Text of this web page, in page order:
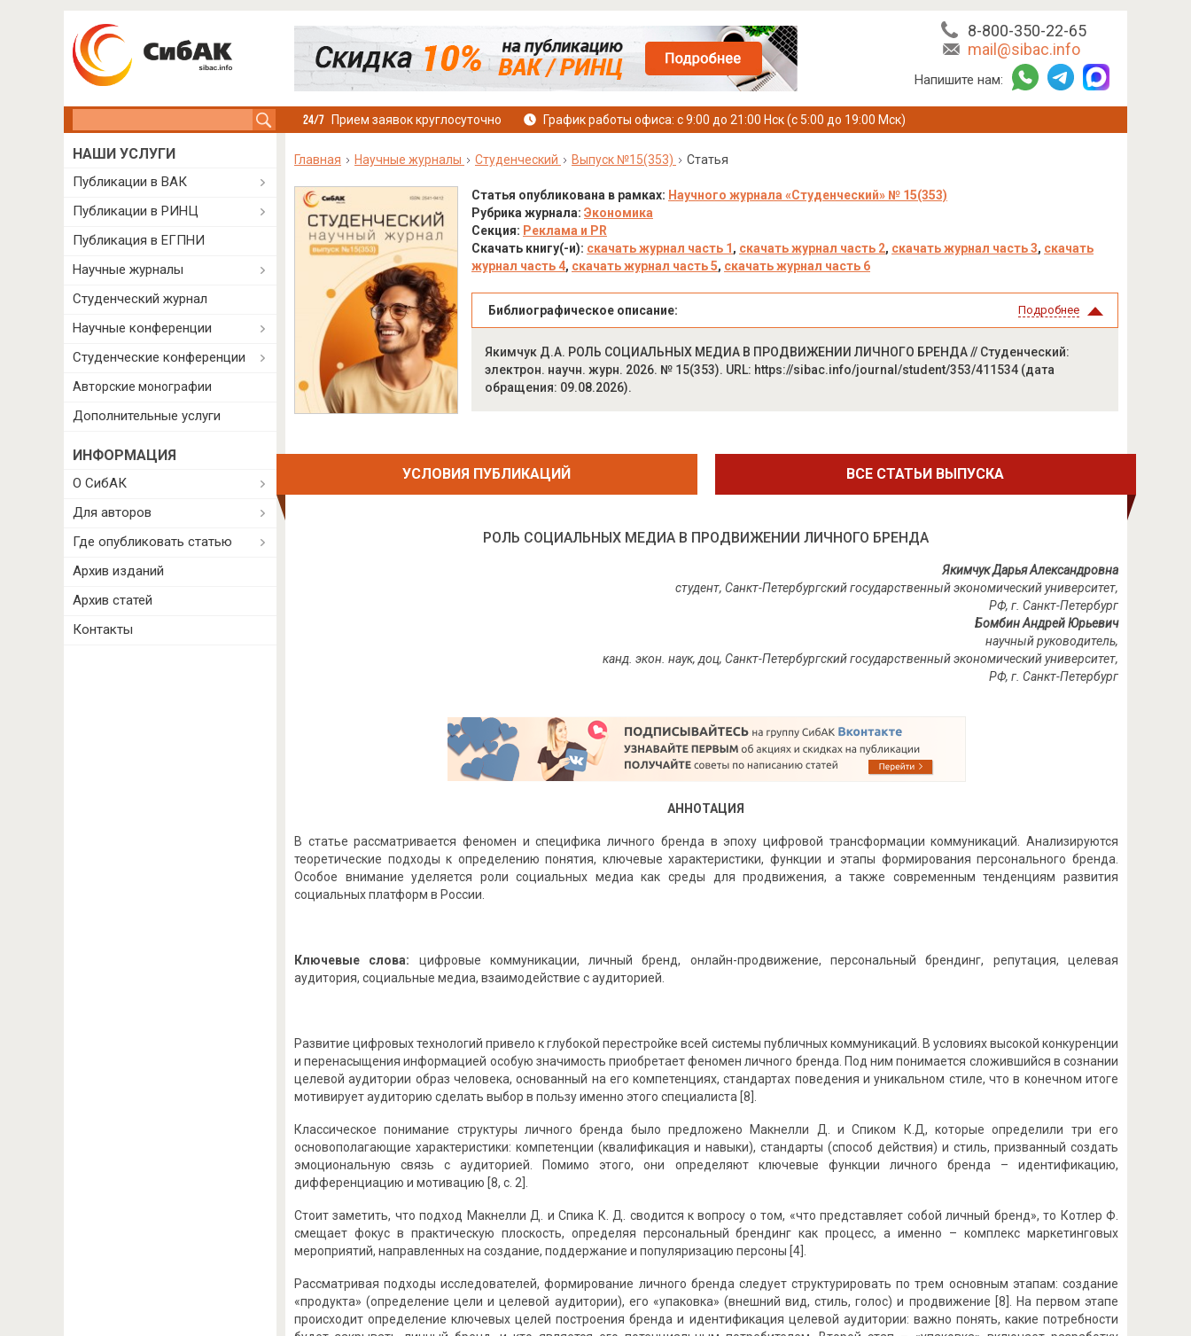
8-800-350-22-65
mail@sibac.info
Напишите нам:
Прием заявок круглосуточно График работы офиса: с 9:00 до 21:00 Нск (с 5:00 до 19:00 Мск)
Главная Научные журналы Студенческий Выпуск №15(353) Статья
Статья опубликована в рамках: Научного журнала «Студенческий» № 15(353)
Рубрика журнала: Экономика
Секция: Реклама и PR
Скачать книгу(-и): скачать журнал часть 1 , скачать журнал часть 2, скачать журнал часть 3, скачать
журнал часть 4, скачать журнал часть 5, скачать журнал часть 6
Библиографическое описание: Подробнее
Якимчук Д.А. РОЛЬ СОЦИАЛЬНЫХ МЕДИА В ПРОДВИЖЕНИИ ЛИЧНОГО БРЕНДА // Студенческий:
электрон. научн. журн. 2026. № 15(353). URL: https://sibac.info/journal/student/353/411534 (дата
обращения: 09.08.2026).
УСЛОВИЯ ПУБЛИКАЦИЙ ВСЕ СТАТЬИ ВЫПУСКА
РОЛЬ СОЦИАЛЬНЫХ МЕДИА В ПРОДВИЖЕНИИ ЛИЧНОГО БРЕНДА
Якимчук Дарья Александровна
студент, Санкт-Петербургский государственный экономический университет,
РФ, г. Санкт-Петербург
Бомбин Андрей Юрьевич
научный руководитель,
канд. экон. наук, доц, Санкт-Петербургский государственный экономический университет,
РФ, г. Санкт-Петербург
АННОТАЦИЯ
В статье рассматривается феномен и специфика личного бренда в эпоху цифровой трансформации коммуникаций. Анализируются
теоретические подходы к определению понятия, ключевые характеристики, функции и этапы формирования персонального бренда.
Особое внимание уделяется роли социальных медиа как среды для продвижения, а также современным тенденциям развития
социальных платформ в России.
Ключевые слова: цифровые коммуникации, личный бренд, онлайн-продвижение, персональный брендинг, репутация, целевая
аудитория, социальные медиа, взаимодействие с аудиторией.
Развитие цифровых технологий привело к глубокой перестройке всей системы публичных коммуникаций. В условиях высокой конкуренции
и перенасыщения информацией особую значимость приобретает феномен личного бренда. Под ним понимается сложившийся в сознании
целевой аудитории образ человека, основанный на его компетенциях, стандартах поведения и уникальном стиле, что в конечном итоге
мотивирует аудиторию сделать выбор в пользу именно этого специалиста [8].
Классическое понимание структуры личного бренда было предложено Макнелли Д. и Спиком К.Д, которые определили три его
основополагающие характеристики: компетенции (квалификация и навыки), стандарты (способ действия) и стиль, призванный создать
эмоциональную связь с аудиторией. Помимо этого, они определяют ключевые функции личного бренда – идентификацию,
дифференциацию и мотивацию [8, с. 2].
Стоит заметить, что подход Макнелли Д. и Спика К. Д. сводится к вопросу о том, «что представляет собой личный бренд», то Котлер Ф.
смещает фокус в практическую плоскость, определяя персональный брендинг как процесс, а именно – комплекс маркетинговых
мероприятий, направленных на создание, поддержание и популяризацию персоны [4].
Рассматривая подходы исследователей, формирование личного бренда следует структурировать по трем основным этапам: создание
«продукта» (определение цели и целевой аудитории), его «упаковка» (внешний вид, стиль, голос) и продвижение [8]. На первом этапе
происходит определение ключевых целей построения бренда и идентификация целевой аудитории: важно понять, какие потребности
НАШИ УСЛУГИ
Публикации в ВАК
Публикации в РИНЦ
Публикация в ЕГПНИ
Научные журналы
Студенческий журнал
Научные конференции
Студенческие конференции
Авторские монографии
Дополнительные услуги
ИНФОРМАЦИЯ
О СибАК
Для авторов
Где опубликовать статью
Архив изданий
Архив статей
Контакты